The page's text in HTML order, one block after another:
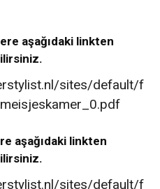
aşağıdaki linkten
sites/default/f
aşağıdaki linkten
sites/default/f